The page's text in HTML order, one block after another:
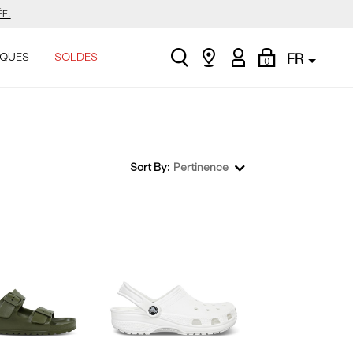
SOLDES search
Find
My
Account
0
Shopping
Bag
FR
Sort By: Pertinence